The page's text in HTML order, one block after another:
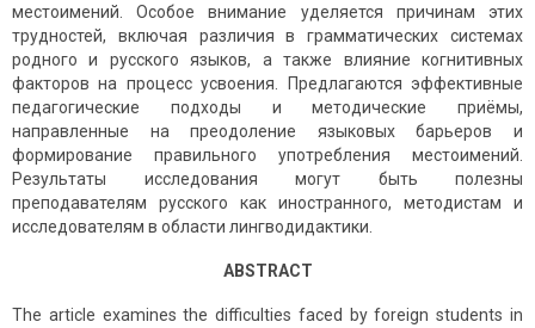
местоимений. Особое внимание уделяется причинам этих
трудностей, включая различия в грамматических системах
родного и русского языков, а также влияние когнитивных
факторов на процесс усвоения. Предлагаются эффективные
педагогические подходы и методические приёмы,
направленные на преодоление языковых барьеров и
формирование правильного употребления местоимений.
Результаты исследования могут быть полезны
преподавателям русского как иностранного, методистам и
исследователям в области лингводидактики.
ABSTRACT
The article examines the difficulties faced by foreign students in